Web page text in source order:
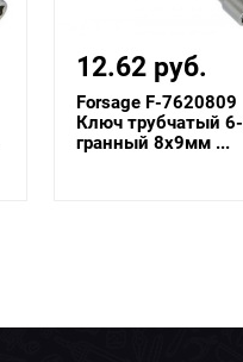
12.62 руб.
Forsage F-7620809
Ключ трубчатый 6-
гранный 8х9мм ...